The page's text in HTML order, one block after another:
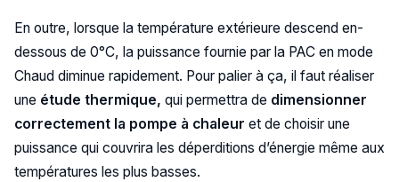
En outre, lorsque la température extérieure descend en-
dessous de 0°C, la puissance fournie par la PAC en mode
Chaud diminue rapidement. Pour palier à ça, il faut réaliser
une étude thermique, qui permettra de dimensionner
correctement la pompe à chaleur et de choisir une
puissance qui couvrira les déperditions d’énergie même aux
températures les plus basses.